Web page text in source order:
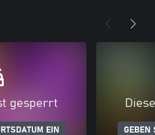
gesperrt
EIN GEBEN